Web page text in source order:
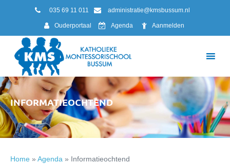
035 69 11 011 administratie@kmsbussum.nl
Ouderportaal Agenda Aanmelden
INFORMATIEOCHTEND
Home » Agenda » Informatieochtend